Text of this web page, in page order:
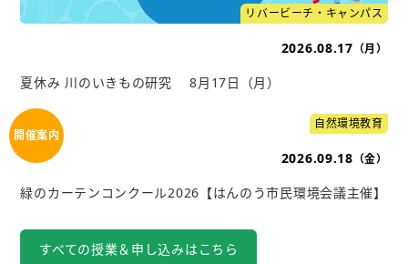
リバービーチ・キャンパス
2026.08.17 （月）
夏休み 川のいきもの研究 8月17日（月）
自然環境教育
2026.09.18 （金）
緑のカーテンコンクール2026【はんのう市民環境会議主催】
すべての授業＆申し込みはこちら